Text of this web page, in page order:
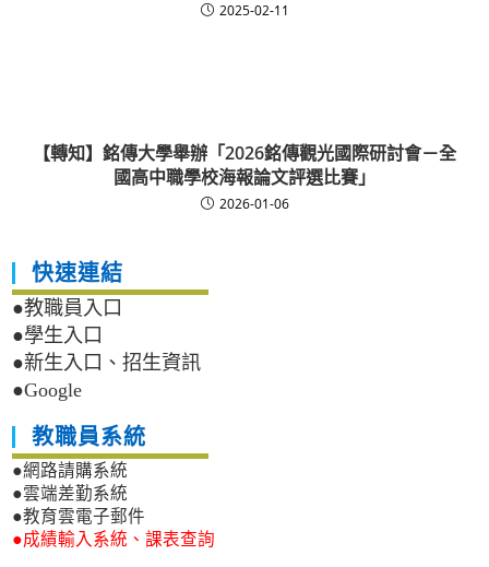
2025-02-11
【轉知】銘傳大學舉辦「2026銘傳觀光國際研討會－全
國高中職學校海報論文評選比賽」
2026-01-06
快速連結
●教職員入口
●學生入口
●新生入口、招生資訊
●Google
教職員系統
●網路請購系統
●雲端差勤系統
●教育雲電子郵件
●成績輸入系統、課表查詢